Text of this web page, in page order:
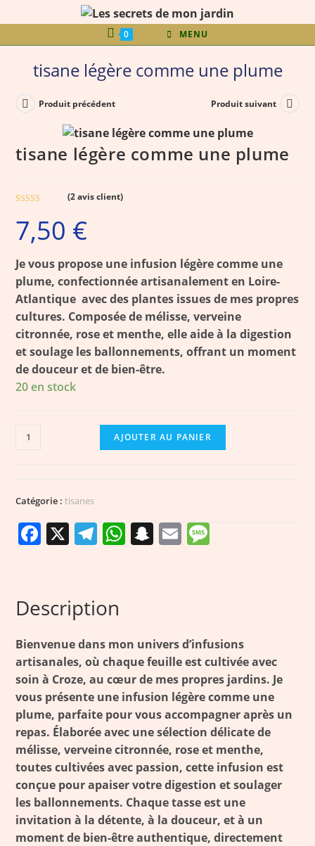
0 MENU
tisane légère comme une plume
Produit précédent Produit suivant
tisane légère comme une plume
sur 5 basé
sur
notations
(2avis client)
7,50 €
Je vous propose une infusion légère comme une
plume, confectionnée artisanalement en Loire-
Atlantique avec des plantes issues de mes propres
cultures. Composée de mélisse, verveine
citronnée, rose et menthe, elle aide à la digestion
et soulage les ballonnements, offrant un moment
de douceur et de bien-être.
20 en stock
AJOUTER AU PANIER
Catégorie :tisanes
F
e
b
o
o
k
X T
g
r
a
m
W
p
p
S
h
a
t
E
e
Description
Bienvenue dans mon univers d’infusions
artisanales, où chaque feuille est cultivée avec
soin à Croze, au cœur de mes propres jardins. Je
vous présente une infusion légère comme une
plume, parfaite pour vous accompagner après un
repas. Élaborée avec une sélection délicate de
mélisse, verveine citronnée, rose et menthe,
toutes cultivées avec passion, cette infusion est
conçue pour apaiser votre digestion et soulager
les ballonnements. Chaque tasse est une
invitation à la détente, à la douceur, et à un
moment de bien-être authentique, directement